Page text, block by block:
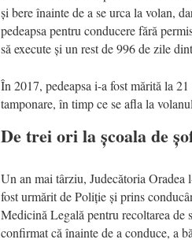
și bere înainte de a se urca la volan,
pedeapsa pentru conducere fără
să execute și un rest de 996 de zile
În 2017, pedeapsa i-a fost mărită la
tamponare, în timp ce se afla la
De trei ori la școala de
Un an mai târziu, Judecătoria
fost urmărit de Poliție și prins
Medicină Legală pentru recoltarea de
confirmat că înainte de a conduce, a